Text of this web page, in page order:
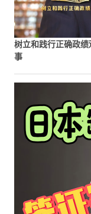
树立和践行正确政
事